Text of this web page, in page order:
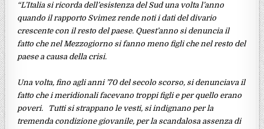
“L’Italia si ricorda dell’esistenza del Sud una volta l’anno
quando il rapporto Svimez rende noti i dati del divario
crescente con il resto del paese. Quest’anno si denuncia il
fatto che nel Mezzogiorno si fanno meno figli che nel resto del
paese a causa della crisi.
Una volta, fino agli anni ’70 del secolo scorso, si denunciava il
fatto che i meridionali facevano troppi figli e per quello erano
poveri. Tutti si strappano le vesti, si indignano per la
tremenda condizione giovanile, per la scandalosa assenza di